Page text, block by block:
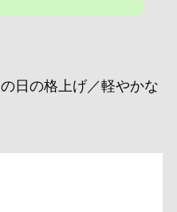
日の格上げ／軽やかな